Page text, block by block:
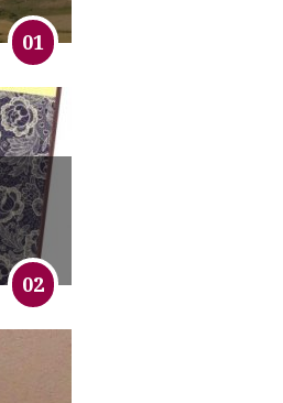
01
02